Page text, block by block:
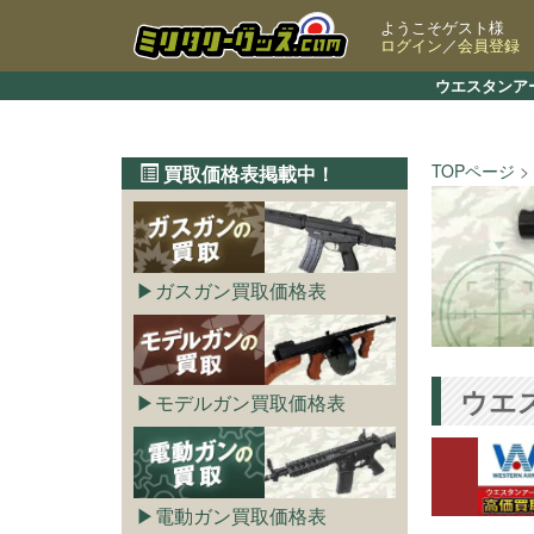
ウエスタン
ようこそゲスト様
ログイン／会員登録
TOPページ
ウエ
買取価格表掲載中！
ガスガン買取価格表
モデルガン買取価格表
電動ガン買取価格表